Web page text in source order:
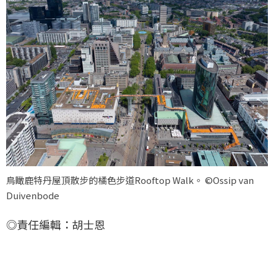
鳥瞰鹿特丹屋頂散步的橘色步道Rooftop Walk。 ©Ossip van
Duivenbode
◎責任編輯：胡士恩